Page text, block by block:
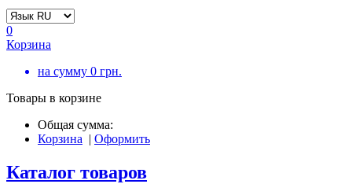
0
Корзина
на сумму 0 грн.
Товары в корзине
Общая сумма:
Корзина | Оформить
Каталог товаров